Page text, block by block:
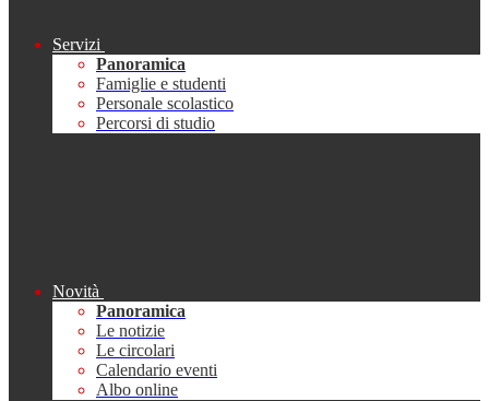
Servizi
Panoramica
Famiglie e studenti
Personale scolastico
Percorsi di studio
Novità
Panoramica
Le notizie
Le circolari
Calendario eventi
Albo online